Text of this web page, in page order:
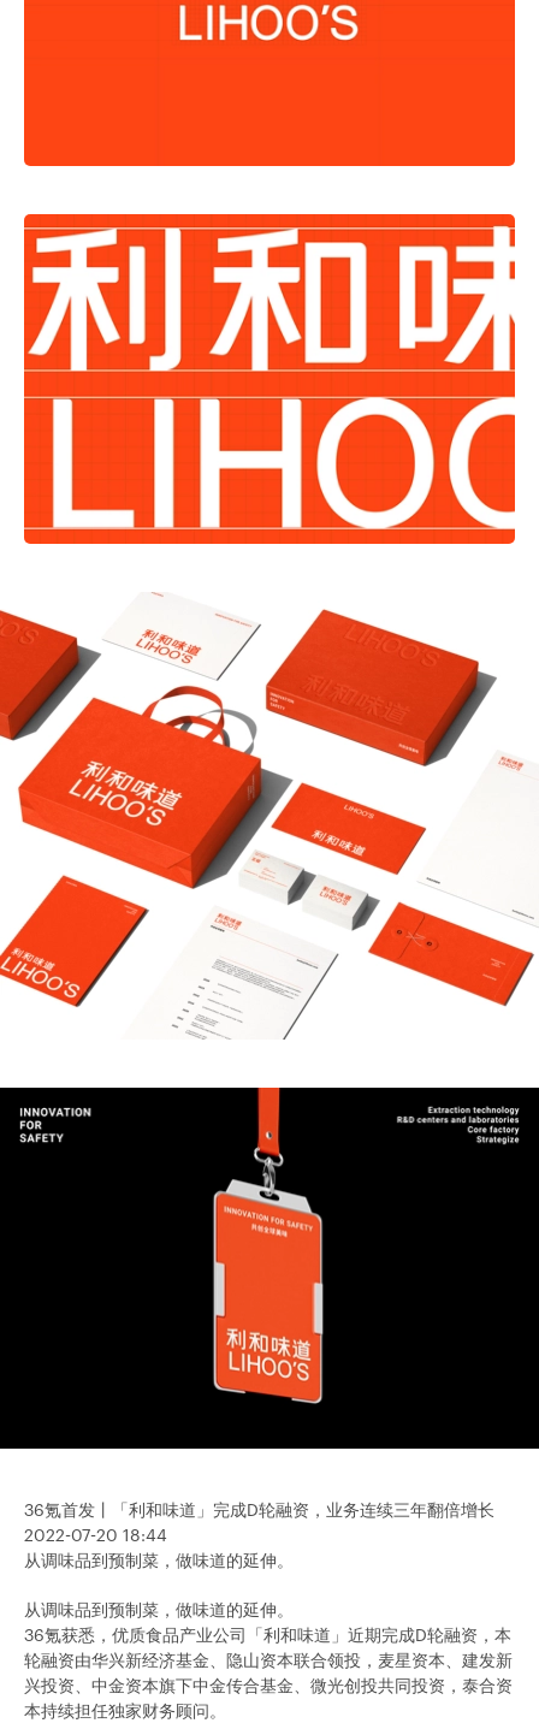
36氪首发丨「利和味道」完成D轮融资，业务连续三年翻倍增长
2022-07-20 18:44
从调味品到预制菜，做味道的延伸。
从调味品到预制菜，做味道的延伸。
36氪获悉，优质食品产业公司「利和味道」近期完成D轮融资，本
轮融资由华兴新经济基金、隐山资本联合领投，麦星资本、建发新
兴投资、中金资本旗下中金传合基金、微光创投共同投资，泰合资
本持续担任独家财务顾问。